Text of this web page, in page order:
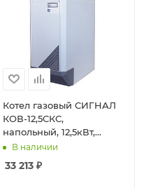
Котел газовый СИГНАЛ
КОВ-12,5СКС,
напольный, 12,5кВт,
одноконтурный
В наличии
33 213₽